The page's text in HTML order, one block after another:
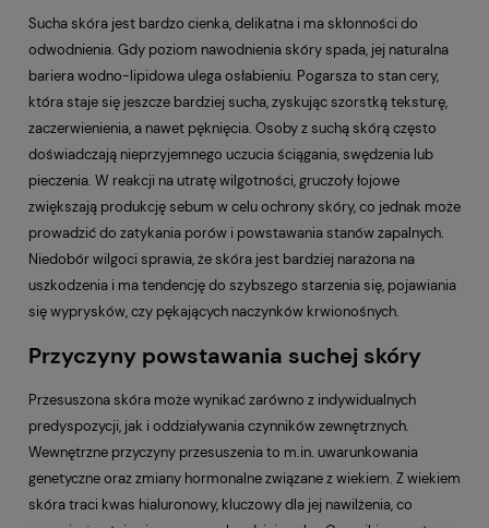
Sucha skóra jest bardzo cienka, delikatna i ma skłonności do
odwodnienia. Gdy poziom nawodnienia skóry spada, jej naturalna
bariera wodno-lipidowa ulega osłabieniu. Pogarsza to stan cery,
która staje się jeszcze bardziej sucha, zyskując szorstką teksturę,
zaczerwienienia, a nawet pęknięcia. Osoby z suchą skórą często
doświadczają nieprzyjemnego uczucia ściągania, swędzenia lub
pieczenia. W reakcji na utratę wilgotności, gruczoły łojowe
zwiększają produkcję sebum w celu ochrony skóry, co jednak może
prowadzić do zatykania porów i powstawania stanów zapalnych.
Niedobór wilgoci sprawia, że skóra jest bardziej narażona na
uszkodzenia i ma tendencję do szybszego starzenia się, pojawiania
się wyprysków, czy pękających naczynków krwionośnych.
Przyczyny powstawania suchej skóry
Przesuszona skóra może wynikać zarówno z indywidualnych
predyspozycji, jak i oddziaływania czynników zewnętrznych.
Wewnętrzne przyczyny przesuszenia to m.in. uwarunkowania
genetyczne oraz zmiany hormonalne związane z wiekiem. Z wiekiem
skóra traci kwas hialuronowy, kluczowy dla jej nawilżenia, co